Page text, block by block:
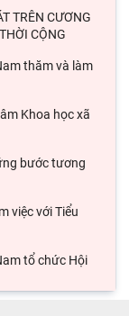
TRÊN CƯƠNG
CỘNG
thăm và làm
Khoa học xã
bước tương
việc với Tiểu
tổ chức Hội
"Danh nhân